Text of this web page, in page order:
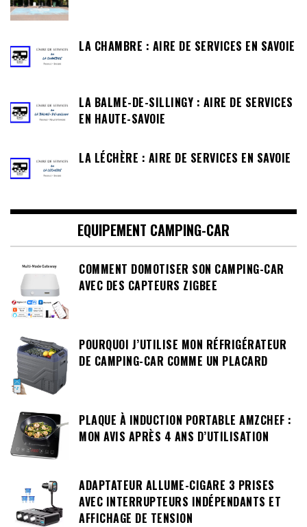
LA CHAMBRE : AIRE DE SERVICES EN SAVOIE
LA BALME-DE-SILLINGY : AIRE DE SERVICES
EN HAUTE-SAVOIE
LA LÉCHÈRE : AIRE DE SERVICES EN SAVOIE
EQUIPEMENT CAMPING-CAR
COMMENT DOMOTISER SON CAMPING-CAR
AVEC DES CAPTEURS ZIGBEE
POURQUOI J’UTILISE MON RÉFRIGÉRATEUR
DE CAMPING-CAR COMME UN PLACARD
PLAQUE À INDUCTION PORTABLE AMZCHEF :
MON AVIS APRÈS 4 ANS D’UTILISATION
ADAPTATEUR ALLUME-CIGARE 3 PRISES
AVEC INTERRUPTEURS INDÉPENDANTS ET
AFFICHAGE DE TENSION